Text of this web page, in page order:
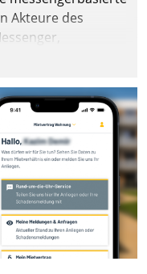
Akteure des
oder